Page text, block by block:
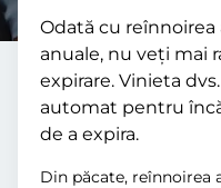
Odată cu
anuale, nu veți mai
expirare. Vinieta
automat pentru
de a expira.
Din păcate, reînnoirea